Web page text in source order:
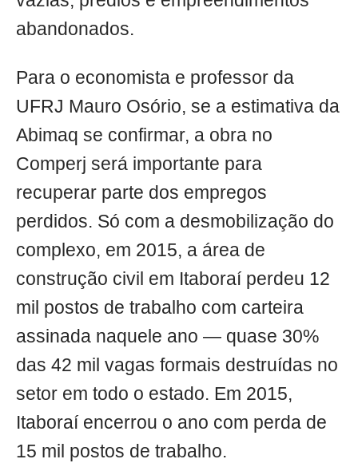
abandonados.
Para o economista e professor da
UFRJ Mauro Osório, se a estimativa da
Abimaq se confirmar, a obra no
Comperj será importante para
recuperar parte dos empregos
perdidos. Só com a desmobilização do
complexo, em 2015, a área de
construção civil em Itaboraí perdeu 12
mil postos de trabalho com carteira
assinada naquele ano — quase 30%
das 42 mil vagas formais destruídas no
setor em todo o estado. Em 2015,
Itaboraí encerrou o ano com perda de
15 mil postos de trabalho.